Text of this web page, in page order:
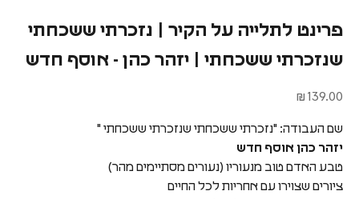
פרינט לתלייה על הקיר | נזכרתי ששכחתי
שנזכרתי ששכחתי | יזהר כהן - אוסף חדש
מחיר מבצע
139.00 ₪
שם העבודה: "נזכרתי ששכחתי שנזכרתי ששכחתי "
יזהר כהן אוסף חדש
טבע האדם טוב מנעוריו (נעורים מסתיימים מהר)
ציורים שצוירו עם אחריות לכל החיים